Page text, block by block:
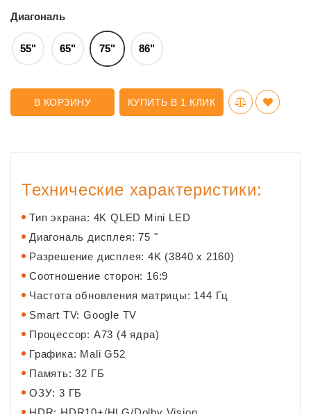
Диагональ
55" 65" 75" 86"
В КОРЗИНУ КУПИТЬ В 1 КЛИК
Технические характеристики:
Тип экрана: 4K QLED Mini LED
Диагональ дисплея: 75 "
Разрешение дисплея: 4K (3840 x 2160)
Соотношение сторон: 16:9
Частота обновления матрицы: 144 Гц
Smart TV: Google TV
Процессор: A73 (4 ядра)
Графика: Mali G52
Память: 32 ГБ
ОЗУ: 3 ГБ